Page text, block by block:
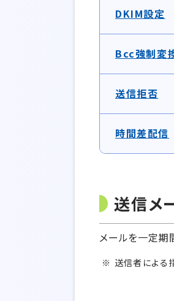
DKIM設定
Bcc強制変
送信拒否
時間差配信
送信メ
メールを一定期
送信者による